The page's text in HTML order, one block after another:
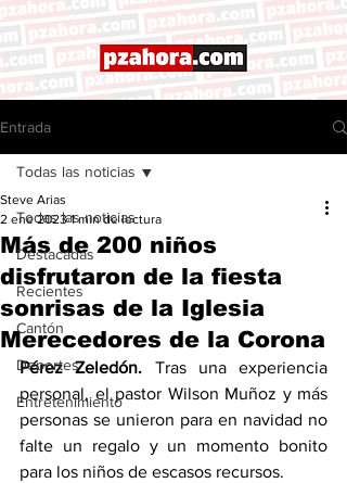
Entrada
Todas las noticias
Destacadas
Recientes
Cantón
Deportes
Entretenimiento
Todas las noticias
Más de 200 niños
disfrutaron de la fiesta
sonrisas de la Iglesia
Merecedores de la Corona
Steve Arias
2 ene 2023 1 min de lectura
Pérez Zeledón. Tras una experiencia
personal, el pastor Wilson Muñoz y más
personas se unieron para en navidad no
falte un regalo y un momento bonito
para los niños de escasos recursos.